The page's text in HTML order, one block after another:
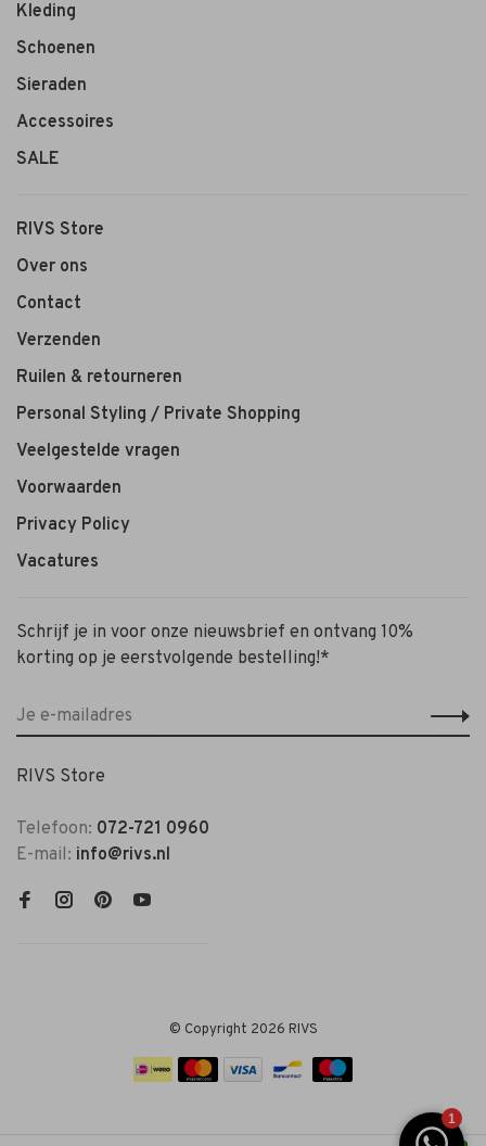
Kleding
Schoenen
Sieraden
Accessoires
SALE
RIVS Store
Over ons
Contact
Verzenden
Ruilen & retourneren
Personal Styling / Private Shopping
Veelgestelde vragen
Voorwaarden
Privacy Policy
Vacatures
Schrijf je in voor onze nieuwsbrief en ontvang 10%
korting op je eerstvolgende bestelling!*
RIVS Store
Telefoon: 072-721 0960
E-mail: info@rivs.nl
© Copyright 2026 RIVS